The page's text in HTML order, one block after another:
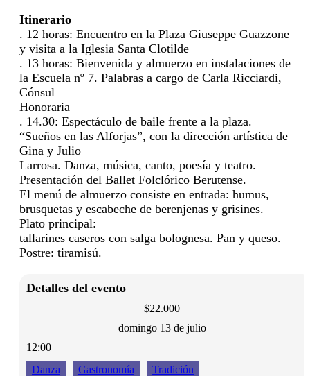
Itinerario
. 12 horas: Encuentro en la Plaza Giuseppe Guazzone
y visita a la Iglesia Santa Clotilde
. 13 horas: Bienvenida y almuerzo en instalaciones de
la Escuela nº 7. Palabras a cargo de Carla Ricciardi,
Cónsul
Honoraria
. 14.30: Espectáculo de baile frente a la plaza.
“Sueños en las Alforjas”, con la dirección artística de
Gina y Julio
Larrosa. Danza, música, canto, poesía y teatro.
Presentación del Ballet Folclórico Berutense.
El menú de almuerzo consiste en entrada: humus,
brusquetas y escabeche de berenjenas y grisines.
Plato principal:
tallarines caseros con salga bolognesa. Pan y queso.
Postre: tiramisú.
Detalles del evento
$22.000
domingo 13 de julio
12:00
Danza
Gastronomía Tradición